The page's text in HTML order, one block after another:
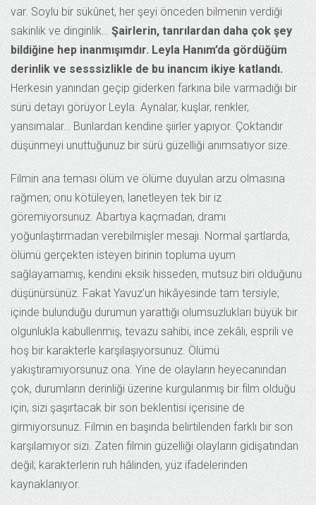
var. Soylu bir sükûnet, her şeyi önceden bilmenin verdiği
sakinlik ve dinginlik… Şairlerin, tanrılardan daha çok şey
bildiğine hep inanmışımdır. Leyla Hanım’da gördüğüm
derinlik ve sesssizlikle de bu inancım ikiye katlandı.
Herkesin yanından geçip giderken farkına bile varmadığı bir
sürü detayı görüyor Leyla. Aynalar, kuşlar, renkler,
yansımalar… Bunlardan kendine şiirler yapıyor. Çoktandır
düşünmeyi unuttuğunuz bir sürü güzelliği anımsatıyor size.
Filmin ana teması ölüm ve ölüme duyulan arzu olmasına
rağmen; onu kötüleyen, lanetleyen tek bir iz
göremiyorsunuz. Abartıya kaçmadan, dramı
yoğunlaştırmadan verebilmişler mesajı. Normal şartlarda,
ölümü gerçekten isteyen birinin topluma uyum
sağlayamamış, kendini eksik hisseden, mutsuz biri olduğunu
düşünürsünüz. Fakat Yavuz’un hikâyesinde tam tersiyle;
içinde bulunduğu durumun yarattığı olumsuzlukları büyük bir
olgunlukla kabullenmiş, tevazu sahibi, ince zekâlı, esprili ve
hoş bir karakterle karşılaşıyorsunuz. Ölümü
yakıştıramıyorsunuz ona. Yine de olayların heyecanından
çok, durumların derinliği üzerine kurgulanmış bir film olduğu
için, sizi şaşırtacak bir son beklentisi içerisine de
girmiyorsunuz. Filmin en başında belirtilenden farklı bir son
karşılamıyor sizi. Zaten filmin güzelliği olayların gidişatından
değil; karakterlerin ruh hâlinden, yüz ifadelerinden
kaynaklanıyor.